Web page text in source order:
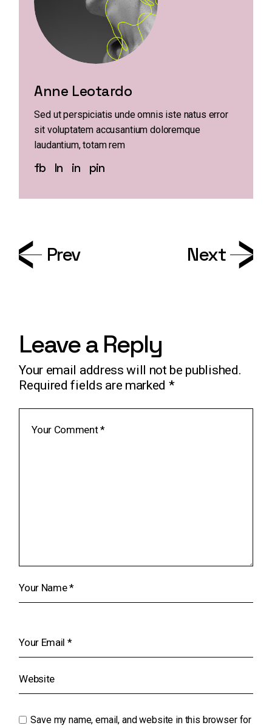
Anne Leotardo
Sed ut perspiciatis unde omnis iste natus error
sit voluptatem accusantium doloremque
laudantium, totam rem
fb ln in pin
Prev Next
Leave a Reply
Your email address will not be published.
Required fields are marked *
Save my name, email, and website in this browser for